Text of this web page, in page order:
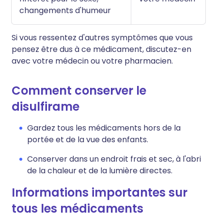
changements d'humeur
Si vous ressentez d'autres symptômes que vous
pensez être dus à ce médicament, discutez-en
avec votre médecin ou votre pharmacien.
Comment conserver le
disulfirame
Gardez tous les médicaments hors de la
portée et de la vue des enfants.
Conserver dans un endroit frais et sec, à l'abri
de la chaleur et de la lumière directes.
Informations importantes sur
tous les médicaments